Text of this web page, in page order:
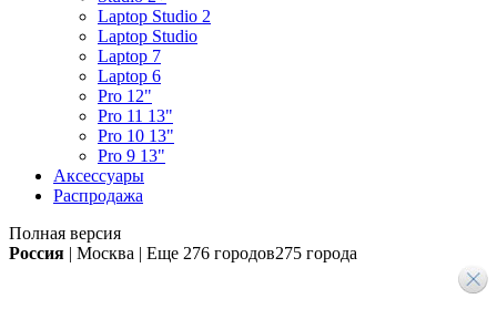
Laptop Studio 2
Laptop Studio
Laptop 7
Laptop 6
Pro 12"
Pro 11 13"
Pro 10 13"
Pro 9 13"
Аксессуары
Распродажа
Полная версия
Россия | Москва | Еще 276 городов275 города